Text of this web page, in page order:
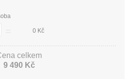
0 Kč
celkem
9 490 Kč